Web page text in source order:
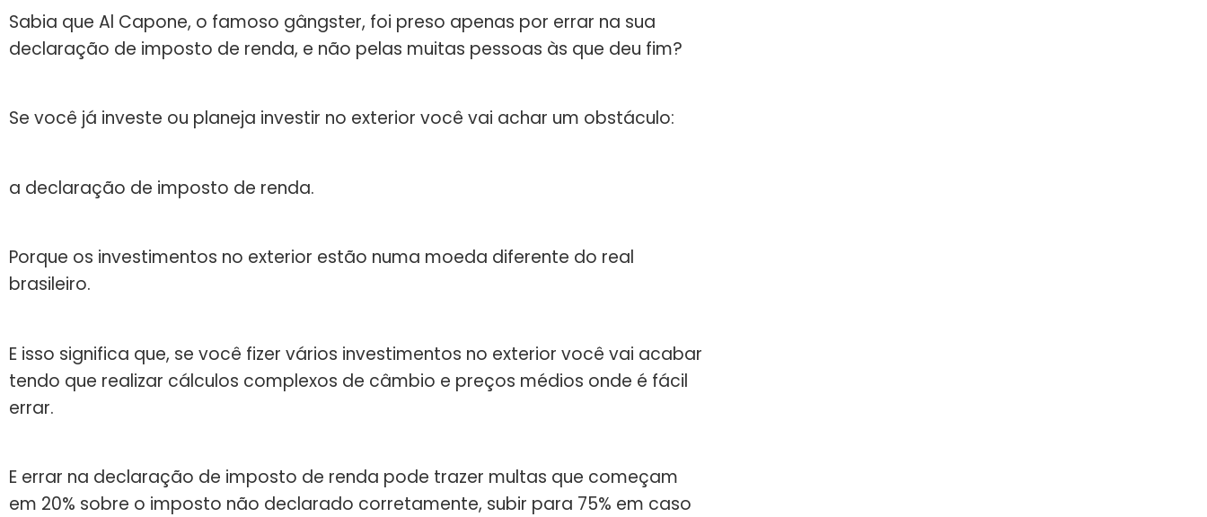
Sabia que Al Capone, o famoso gângster, foi preso apenas por errar na sua
declaração de imposto de renda, e não pelas muitas pessoas às que deu fim?
Se você já investe ou planeja investir no exterior você vai achar um obstáculo:
a declaração de imposto de renda.
Porque os investimentos no exterior estão numa moeda diferente do real
brasileiro.
E isso significa que, se você fizer vários investimentos no exterior você vai acabar
tendo que realizar cálculos complexos de câmbio e preços médios onde é fácil
errar.
E errar na declaração de imposto de renda pode trazer multas que começam
em 20% sobre o imposto não declarado corretamente, subir para 75% em caso